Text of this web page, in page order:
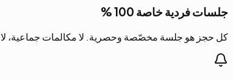
جلسات فردية خاصة 100 %
كل حجز هو جلسة مخصّصة وحصرية. لا مكالمات جماعية، لا